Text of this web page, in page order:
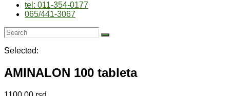
tel: 011-354-0177
065/441-3067
Selected:
AMINALON 100 tableta